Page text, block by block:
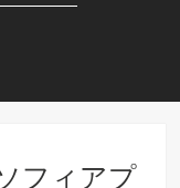
フィアプ